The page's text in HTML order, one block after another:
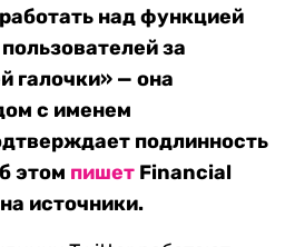
над функцией
за
галочки» — она
с именем
подлинность
этом пишет Financial
источники.